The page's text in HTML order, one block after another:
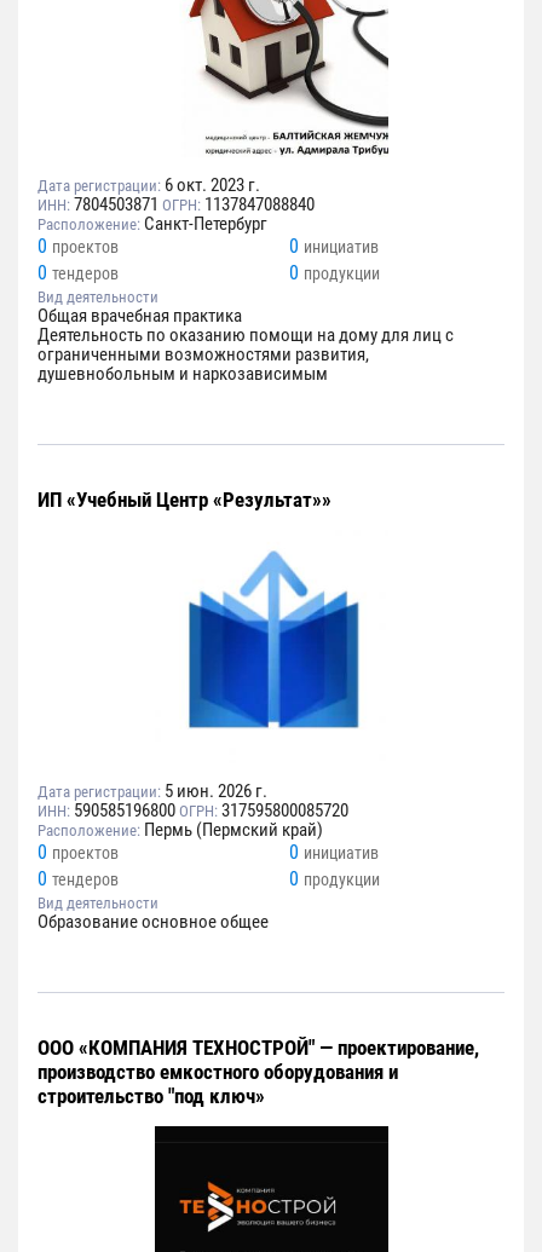
Дата регистрации: 6 окт. 2023 г.
ИНН: 7804503871 ОГРН: 1137847088840
Расположение: Санкт-Петербург
0 проектов 0 инициатив
0 тендеров 0 продукции
Вид деятельности
Общая врачебная практика
Деятельность по оказанию помощи на дому для лиц с
ограниченными возможностями развития,
душевнобольным и наркозависимым
ИП «Учебный Центр «Результат»»
Дата регистрации: 5 июн. 2026 г.
ИНН: 590585196800 ОГРН: 317595800085720
Расположение: Пермь (Пермский край)
0 проектов 0 инициатив
0 тендеров 0 продукции
Вид деятельности
Образование основное общее
ООО «КОМПАНИЯ ТЕХНОСТРОЙ" — проектирование,
производство емкостного оборудования и
строительство "под ключ»